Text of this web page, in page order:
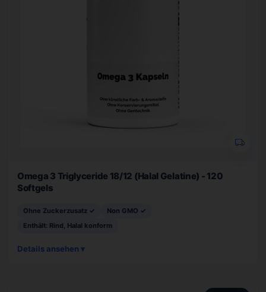
Omega 3 Triglyceride 18/12 (Halal Gelatine) - 120
Softgels
Ohne Zuckerzusatz ✓
Non GMO ✓
Enthält: Rind, Halal konform
Details ansehen ▾